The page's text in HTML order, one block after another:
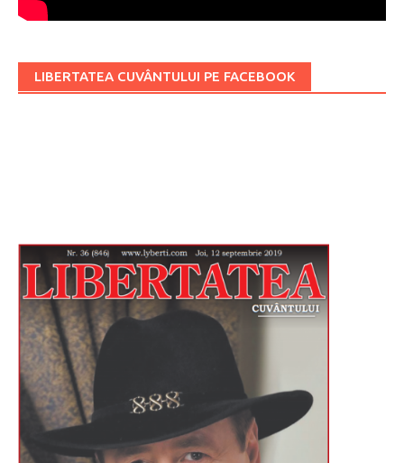
LIBERTATEA CUVÂNTULUI PE FACEBOOK